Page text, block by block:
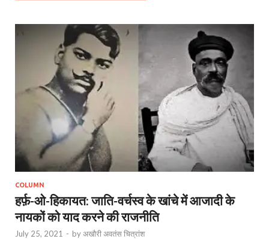
COLUMN
हर्फ़-ओ-हिकायत: जाति-वर्चस्व के खांचे में आजादी के
नायकों को याद करने की राजनीति
July 25, 2021 - byअखौरी अवतंस चित्रांश